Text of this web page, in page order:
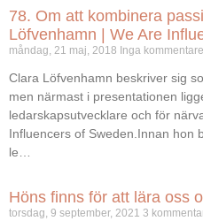
78. Om att kombinera
Löfvenhamn | We Are
måndag, 21 maj, 2018 Inga
Clara Löfvenhamn beskriver sig
men närmast i presentationen
ledarskapsutvecklare och för
Influencers of Sweden.Innan hon
le…
Höns finns för att lära oss
torsdag, 9 september, 2021 3